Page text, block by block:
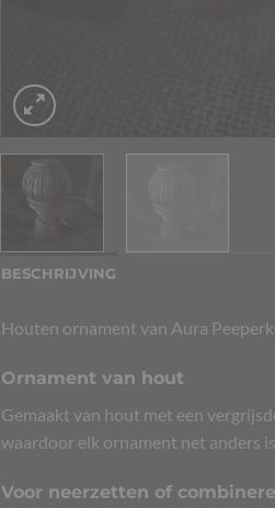
BESCHRIJVING
Houten ornament van Aura
Ornament van hout
Gemaakt van hout met een
waardoor elk ornament net anders
Voor neerzetten of